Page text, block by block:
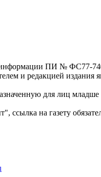
информации ПИ № ФС77-
и редакцией
для лиц младше
ссылка на газету